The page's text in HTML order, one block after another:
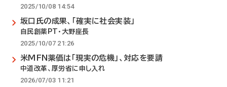
2025/10/08 14:54
坂口氏の成果、「確実に社会実装」
自民創薬PT・大野座長
2025/10/07 21:26
米MFN薬価は「現実の危機」、対応を要請
中道改革、厚労省に申し入れ
2026/07/03 11:21